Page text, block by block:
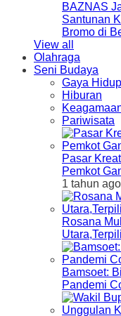
BAZNAS
Santunan
Bromo di
View all
Olahraga
Seni Budaya
Gaya Hidup
Hiburan
Pariwisata
Pasar
Pemkot
1 tahun ago
Rosana
Bamsoet:
Pandemi